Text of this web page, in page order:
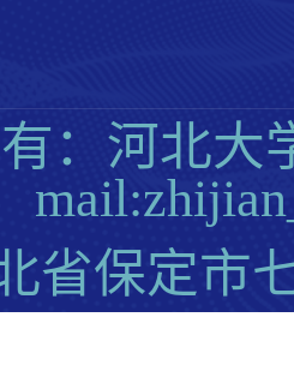
：河北大
省保定市